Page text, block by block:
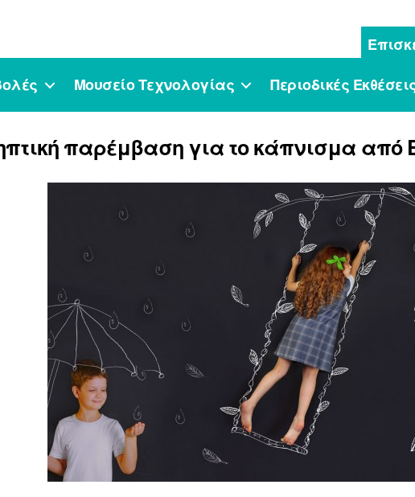
Μουσείο Τεχνολογίας Περιοδικές
παρέμβαση για το κάπνισμα από